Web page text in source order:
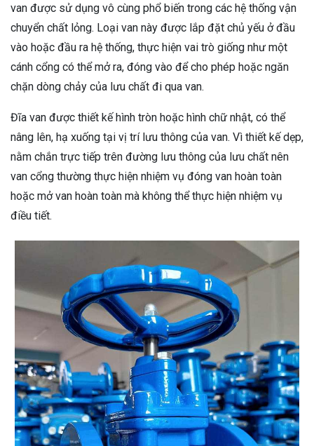
van được sử dụng vô cùng phổ biến trong các hệ thống vận
chuyển chất lỏng. Loại van này được lắp đặt chủ yếu ở đầu
vào hoặc đầu ra hệ thống, thực hiện vai trò giống như một
cánh cổng có thể mở ra, đóng vào để cho phép hoặc ngăn
chặn dòng chảy của lưu chất đi qua van.
Đĩa van được thiết kế hình tròn hoặc hình chữ nhật, có thể
nâng lên, hạ xuống tại vị trí lưu thông của van. Vì thiết kế dẹp,
nằm chắn trực tiếp trên đường lưu thông của lưu chất nên
van cổng thường thực hiện nhiệm vụ đóng van hoàn toàn
hoặc mở van hoàn toàn mà không thể thực hiện nhiệm vụ
điều tiết.